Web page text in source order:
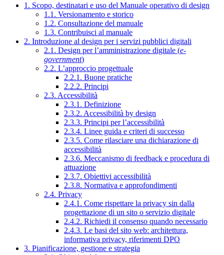
1. Scopo, destinatari e uso del Manuale operativo di design
1.1. Versionamento e storico
1.2. Consultazione del manuale
1.3. Contribuisci al manuale
2. Introduzione al design per i servizi pubblici digitali
2.1. Design per l’amministrazione digitale (e-
government)
2.2. L’approccio progettuale
2.2.1. Buone pratiche
2.2.2. Principi
2.3. Accessibilità
2.3.1. Definizione
2.3.2. Accessibilità by design
2.3.3. Principi per l’accessibilità
2.3.4. Linee guida e criteri di successo
2.3.5. Come rilasciare una dichiarazione di
accessibilità
2.3.6. Meccanismo di feedback e procedura di
attuazione
2.3.7. Obiettivi accessibilità
2.3.8. Normativa e approfondimenti
2.4. Privacy
2.4.1. Come rispettare la privacy sin dalla
progettazione di un sito o servizio digitale
2.4.2. Richiedi il consenso quando necessario
2.4.3. Le basi del sito web: architettura,
informativa privacy, riferimenti DPO
3. Pianificazione, gestione e strategia